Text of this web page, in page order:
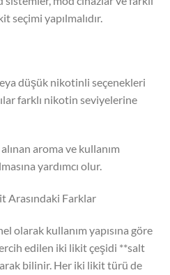
seçimi yapılmalıdır.
düşük nikotinli seçenekleri
farklı nikotin seviyelerine
aroma ve kullanım
yardımcı olur.
Arasındaki Farklar
olarak kullanım yapısına göre
edilen iki likit çeşidi **salt
bilinir. Her iki likit türü de